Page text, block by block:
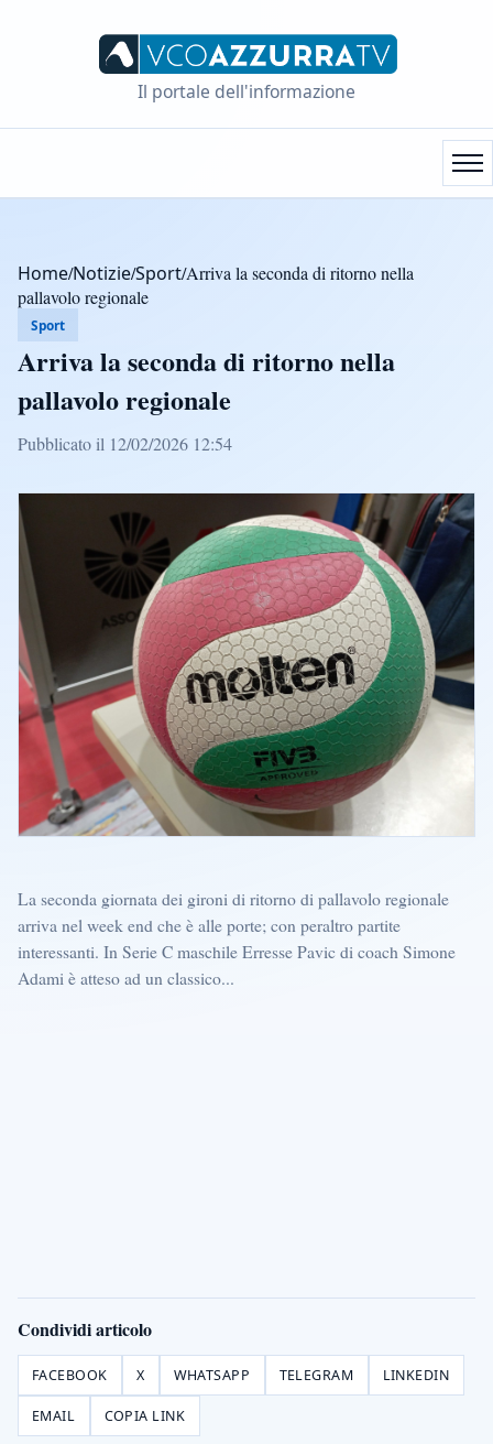
Il portale dell'informazione
Home/Notizie/Sport/Arriva la seconda di ritorno nella
pallavolo regionale
Sport
Arriva la seconda di ritorno nella
pallavolo regionale
Pubblicato il 12/02/2026 12:54
La seconda giornata dei gironi di ritorno di pallavolo regionale
arriva nel week end che è alle porte; con peraltro partite
interessanti. In Serie C maschile Erresse Pavic di coach Simone
Adami è atteso ad un classico...
Condividi articolo
FACEBOOK X WHATSAPP TELEGRAM LINKEDIN
EMAIL COPIA LINK